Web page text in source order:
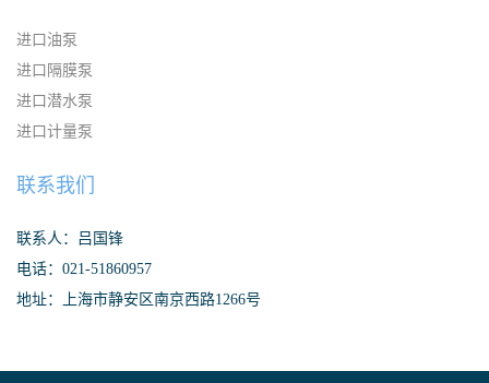
进口油泵
进口隔膜泵
进口潜水泵
进口计量泵
联系我们
联系人：吕国锋
电话：021-51860957
地址：上海市静安区南京西路1266号